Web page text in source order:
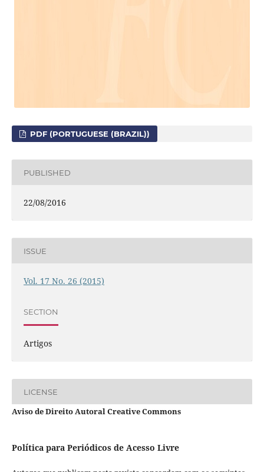
PDF (PORTUGUESE (BRAZIL))
PUBLISHED
22/08/2016
ISSUE
Vol. 17 No. 26 (2015)
SECTION
Artigos
LICENSE
Aviso de Direito Autoral Creative Commons
Política para Periódicos de Acesso Livre